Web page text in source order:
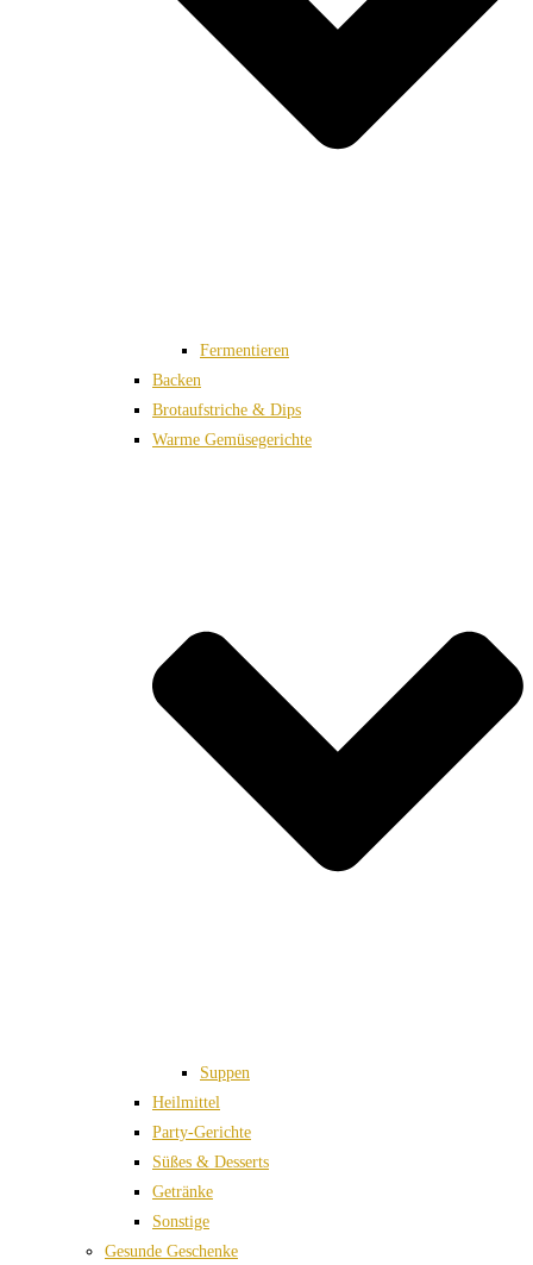
Fermentieren
Backen
Brotaufstriche & Dips
Warme Gemüsegerichte
Suppen
Heilmittel
Party-Gerichte
Süßes & Desserts
Getränke
Sonstige
Gesunde Geschenke